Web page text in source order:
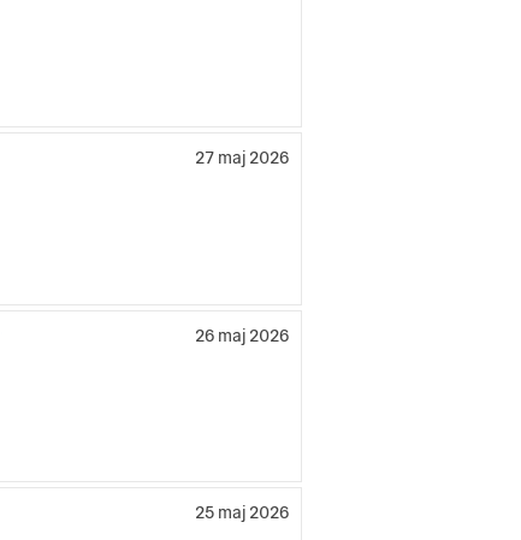
27 maj 2026
26 maj 2026
25 maj 2026